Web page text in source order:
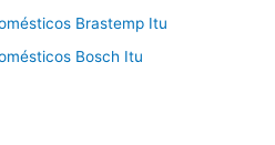
Brastemp Itu
Bosch Itu